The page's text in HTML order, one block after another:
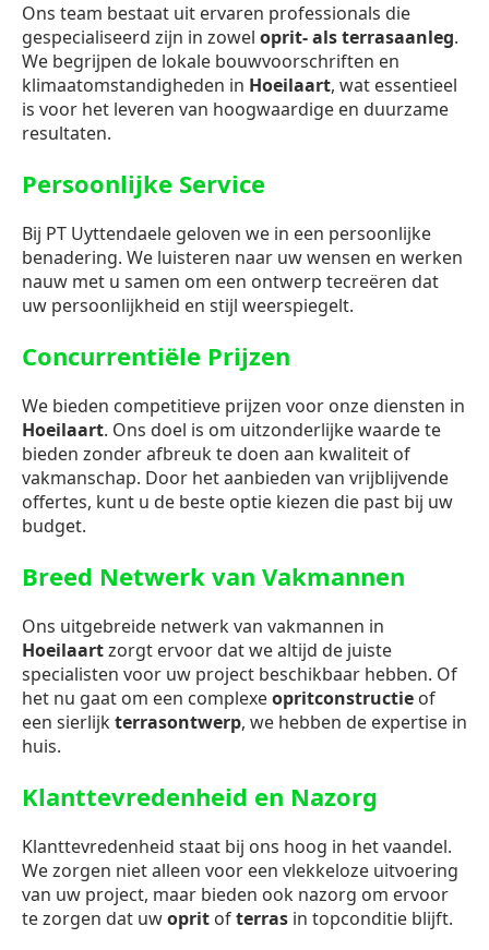
Ons team bestaat uit ervaren professionals die
gespecialiseerd zijn in zowel oprit- als terrasaanleg.
We begrijpen de lokale bouwvoorschriften en
klimaatomstandigheden in Hoeilaart, wat essentieel
is voor het leveren van hoogwaardige en duurzame
resultaten.
Persoonlijke Service
Bij PT Uyttendaele geloven we in een persoonlijke
benadering. We luisteren naar uw wensen en werken
nauw met u samen om een ontwerp tecreëren dat
uw persoonlijkheid en stijl weerspiegelt.
Concurrentiële Prijzen
We bieden competitieve prijzen voor onze diensten in
Hoeilaart. Ons doel is om uitzonderlijke waarde te
bieden zonder afbreuk te doen aan kwaliteit of
vakmanschap. Door het aanbieden van vrijblijvende
offertes, kunt u de beste optie kiezen die past bij uw
budget.
Breed Netwerk van Vakmannen
Ons uitgebreide netwerk van vakmannen in
Hoeilaartzorgt ervoor dat we altijd de juiste
specialisten voor uw project beschikbaar hebben. Of
het nu gaat om een complexeopritconstructie of
een sierlijkterrasontwerp, we hebben de expertise in
huis.
Klanttevredenheid en Nazorg
Klanttevredenheid staat bij ons hoog in het vaandel.
We zorgen niet alleen voor een vlekkeloze uitvoering
van uw project, maar bieden ook nazorg om ervoor
te zorgen dat uwoprit ofterras in topconditie blijft.